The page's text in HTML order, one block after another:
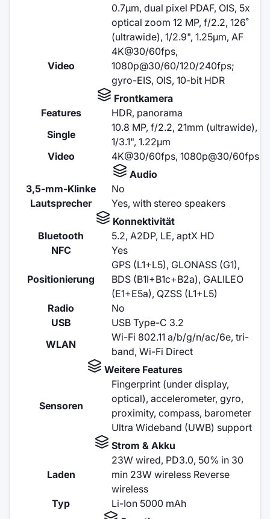
0.7µm, dual pixel PDAF, OIS, 5x
optical zoom 12 MP, f/2.2, 126˚
(ultrawide), 1/2.9", 1.25µm, AF
Video
4K@30/60fps,
1080p@30/60/120/240fps;
gyro-EIS, OIS, 10-bit HDR
Frontkamera
Features
HDR, panorama
Single
10.8 MP, f/2.2, 21mm (ultrawide),
1/3.1", 1.22µm
Video
4K@30/60fps, 1080p@30/60fps
Audio
3,5-mm-Klinke
No
Lautsprecher
Yes, with stereo speakers
Konnektivität
Bluetooth
5.2, A2DP, LE, aptX HD
NFC
Yes
Positionierung
GPS (L1+L5), GLONASS (G1),
BDS (B1I+B1c+B2a), GALILEO
(E1+E5a), QZSS (L1+L5)
Radio
No
USB
USB Type-C 3.2
WLAN
Wi-Fi 802.11 a/b/g/n/ac/6e, tri-
band, Wi-Fi Direct
Weitere Features
Sensoren
Fingerprint (under display,
optical), accelerometer, gyro,
proximity, compass, barometer
Ultra Wideband (UWB) support
Strom & Akku
Laden
23W wired, PD3.0, 50% in 30
min 23W wireless Reverse
wireless
Typ
Li-Ion 5000 mAh